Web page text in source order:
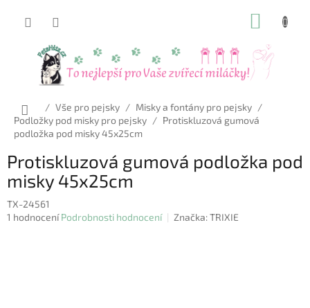
Domů
/ Vše pro pejsky / Misky a fontány pro pejsky /
Podložky pod misky pro pejsky / Protiskluzová gumová
podložka pod misky 45x25cm
Protiskluzová gumová podložka pod
misky 45x25cm
TX-24561
Průměrné
1 hodnocení Podrobnosti hodnocení Značka:TRIXIE